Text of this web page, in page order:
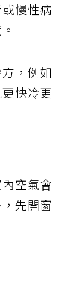
慢性病
，例如
快冷更
空氣會
先開窗